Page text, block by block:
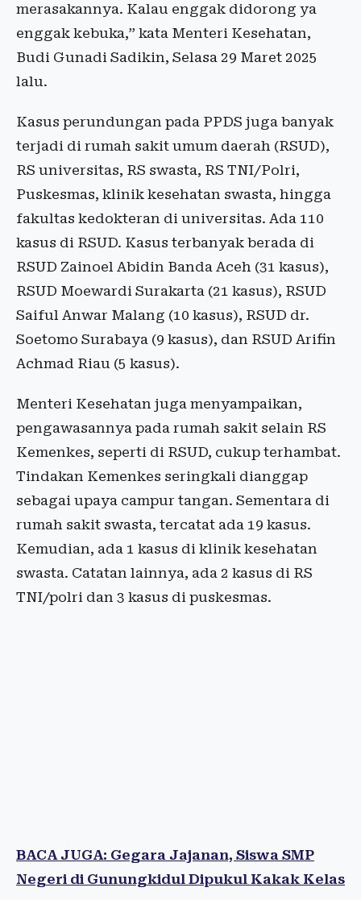
merasakannya. Kalau enggak didorong ya
enggak kebuka,” kata Menteri Kesehatan,
Budi Gunadi Sadikin, Selasa 29 Maret 2025
lalu.
Kasus perundungan pada PPDS juga banyak
terjadi di rumah sakit umum daerah (RSUD),
RS universitas, RS swasta, RS TNI/Polri,
Puskesmas, klinik kesehatan swasta, hingga
fakultas kedokteran di universitas. Ada 110
kasus di RSUD. Kasus terbanyak berada di
RSUD Zainoel Abidin Banda Aceh (31 kasus),
RSUD Moewardi Surakarta (21 kasus), RSUD
Saiful Anwar Malang (10 kasus), RSUD dr.
Soetomo Surabaya (9 kasus), dan RSUD Arifin
Achmad Riau (5 kasus).
Menteri Kesehatan juga menyampaikan,
pengawasannya pada rumah sakit selain RS
Kemenkes, seperti di RSUD, cukup terhambat.
Tindakan Kemenkes seringkali dianggap
sebagai upaya campur tangan. Sementara di
rumah sakit swasta, tercatat ada 19 kasus.
Kemudian, ada 1 kasus di klinik kesehatan
swasta. Catatan lainnya, ada 2 kasus di RS
TNI/polri dan 3 kasus di puskesmas.
BACA JUGA: Gegara Jajanan, Siswa SMP
Negeri di Gunungkidul Dipukul Kakak Kelas